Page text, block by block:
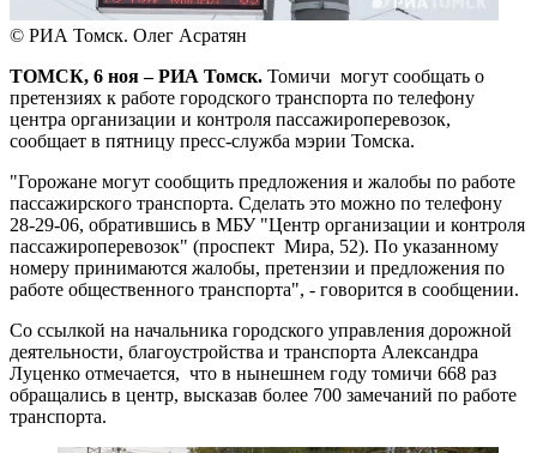
© РИА Томск. Олег Асратян
ТОМСК, 6 ноя – РИА Томск. Томичи могут сообщать о
претензиях к работе городского транспорта по телефону
центра организации и контроля пассажироперевозок,
сообщает в пятницу пресс-служба мэрии Томска.
"Горожане могут сообщить предложения и жалобы по работе
пассажирского транспорта. Сделать это можно по телефону
28-29-06, обратившись в МБУ "Центр организации и контроля
пассажироперевозок" (проспект Мира, 52). По указанному
номеру принимаются жалобы, претензии и предложения по
работе общественного транспорта", - говорится в сообщении.
Со ссылкой на начальника городского управления дорожной
деятельности, благоустройства и транспорта Александра
Луценко отмечается, что в нынешнем году томичи 668 раз
обращались в центр, высказав более 700 замечаний по работе
транспорта.